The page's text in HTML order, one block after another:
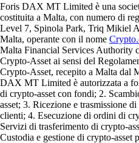
Foris DAX MT Limited è una
costituita a Malta, con numero di
Level 7, Spinola Park, Triq Mikiel
Malta, operante con il nome
Malta Financial Services Authority
Crypto-Asset ai sensi del
Crypto-Asset, recepito a Malta dal
DAX MT Limited è autorizzata a
di crypto-asset con fondi; 2.
asset; 3. Ricezione e trasmissione
clienti; 4. Esecuzione di ordini di
Servizi di trasferimento di crypto-
Custodia e gestione di crypto-asset